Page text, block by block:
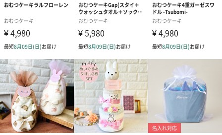
ベビーウォッシュタオル
タオルに入ったベアの刺繍が可愛らしいデザインのウォッシュタ
オルです。コットン100%で乾きも早い、使い勝手の良いタオルを
1枚お入れします。
スタイ